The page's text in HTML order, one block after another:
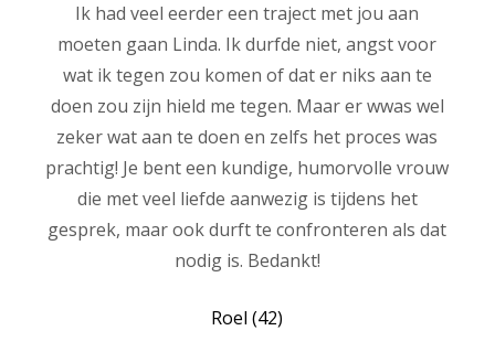
Ik had veel eerder een traject met jou aan
moeten gaan Linda. Ik durfde niet, angst voor
wat ik tegen zou komen of dat er niks aan te
doen zou zijn hield me tegen. Maar er wwas wel
zeker wat aan te doen en zelfs het proces was
prachtig! Je bent een kundige, humorvolle vrouw
die met veel liefde aanwezig is tijdens het
gesprek, maar ook durft te confronteren als dat
nodig is. Bedankt!
Roel (42)